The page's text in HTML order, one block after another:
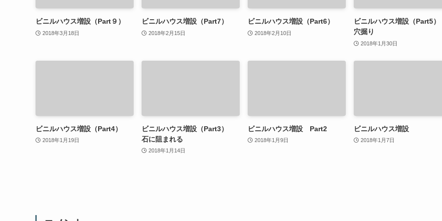
ビニルハウス増設（Part９）
2018年3月18日
ビニルハウス増設（Part7）
2018年2月15日
ビニルハウス増設（Part6）
2018年2月10日
ビニルハウス増設（Part5
穴掘り
2018年1月30日
ビニルハウス増設（Part4）
2018年1月19日
ビニルハウス増設（Part3）
石に阻まれる
2018年1月14日
ビニルハウス増設 Part2
2018年1月9日
ビニルハウス増設
2018年1月7日